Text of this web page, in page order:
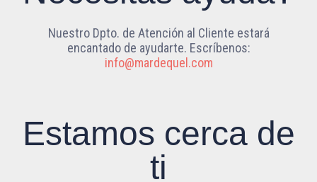
Nuestro Dpto. de Atención al Cliente estará
encantado de ayudarte. Escríbenos:
info@mardequel.com
Estamos cerca de
ti